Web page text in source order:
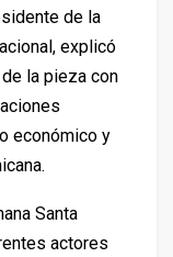
de la
explicó
la pieza con
económico y
Santa
actores